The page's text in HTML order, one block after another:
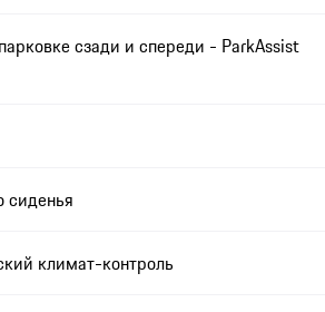
сзади и спереди - ParkAssist
сиденья
климат-контроль